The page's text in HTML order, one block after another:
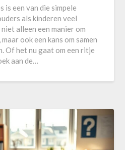
is een van die simpele
als kinderen veel
alleen een manier om
ook een kans om samen
Of het nu gaat om een ritje
aan de…